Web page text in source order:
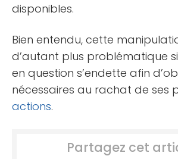
disponibles.
Bien entendu, cette
d’autant plus problématique si
en question s’endette afin
nécessaires au rachat de ses
actions.
Partagez cet